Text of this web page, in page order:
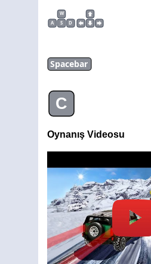
W
A
S D
Spacebar
C
Oynanış Videosu